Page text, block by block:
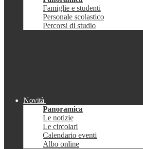
Famiglie e studenti
Personale scolastico
Percorsi di studio
Novità
Panoramica
Le notizie
Le circolari
Calendario eventi
Albo online